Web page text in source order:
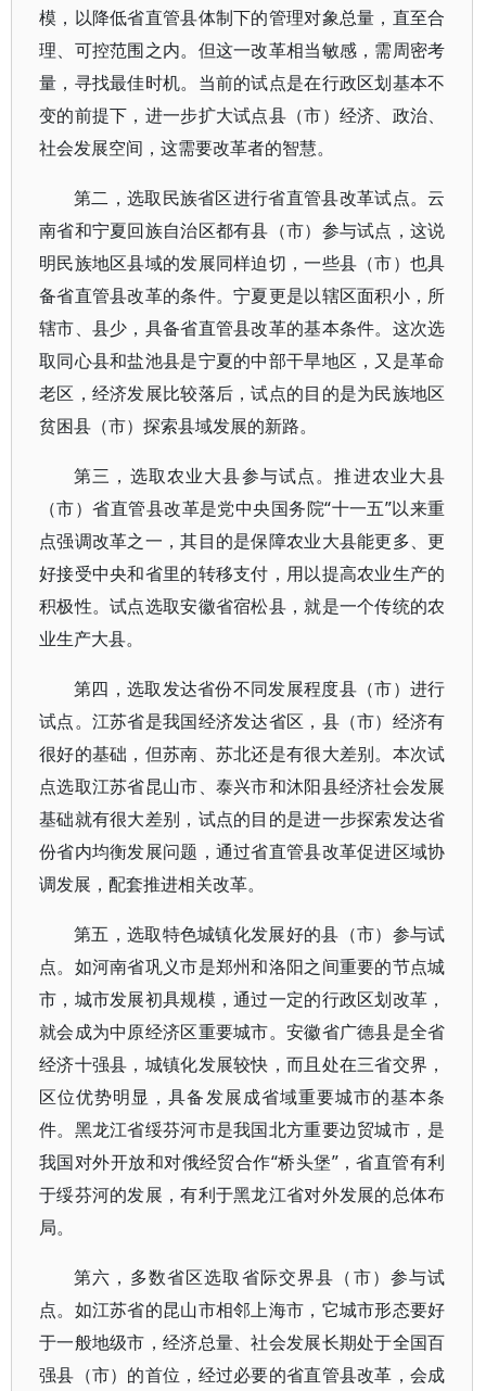
模，以降低省直管县体制下的管理对象总量，直至合
理、可控范围之内。但这一改革相当敏感，需周密考
量，寻找最佳时机。当前的试点是在行政区划基本不
变的前提下，进一步扩大试点县（市）经济、政治、
社会发展空间，这需要改革者的智慧。
第二，选取民族省区进行省直管县改革试点。云
南省和宁夏回族自治区都有县（市）参与试点，这说
明民族地区县域的发展同样迫切，一些县（市）也具
备省直管县改革的条件。宁夏更是以辖区面积小，所
辖市、县少，具备省直管县改革的基本条件。这次选
取同心县和盐池县是宁夏的中部干旱地区，又是革命
老区，经济发展比较落后，试点的目的是为民族地区
贫困县（市）探索县域发展的新路。
第三，选取农业大县参与试点。推进农业大县
（市）省直管县改革是党中央国务院“十一五”以来重
点强调改革之一，其目的是保障农业大县能更多、更
好接受中央和省里的转移支付，用以提高农业生产的
积极性。试点选取安徽省宿松县，就是一个传统的农
业生产大县。
第四，选取发达省份不同发展程度县（市）进行
试点。江苏省是我国经济发达省区，县（市）经济有
很好的基础，但苏南、苏北还是有很大差别。本次试
点选取江苏省昆山市、泰兴市和沐阳县经济社会发展
基础就有很大差别，试点的目的是进一步探索发达省
份省内均衡发展问题，通过省直管县改革促进区域协
调发展，配套推进相关改革。
第五，选取特色城镇化发展好的县（市）参与试
点。如河南省巩义市是郑州和洛阳之间重要的节点城
市，城市发展初具规模，通过一定的行政区划改革，
就会成为中原经济区重要城市。安徽省广德县是全省
经济十强县，城镇化发展较快，而且处在三省交界，
区位优势明显，具备发展成省域重要城市的基本条
件。黑龙江省绥芬河市是我国北方重要边贸城市，是
我国对外开放和对俄经贸合作“桥头堡”，省直管有利
于绥芬河的发展，有利于黑龙江省对外发展的总体布
局。
第六，多数省区选取省际交界县（市）参与试
点。如江苏省的昆山市相邻上海市，它城市形态要好
于一般地级市，经济总量、社会发展长期处于全国百
强县（市）的首位，经过必要的省直管县改革，会成